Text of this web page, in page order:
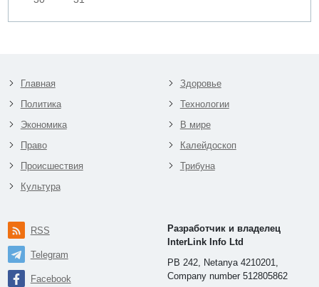
Главная
Политика
Экономика
Право
Происшествия
Культура
Здоровье
Технологии
В мире
Калейдоскоп
Трибуна
RSS
Telegram
Facebook
Разработчик и владелец
InterLink Info Ltd
PB 242, Netanya 4210201,
Company number 512805862